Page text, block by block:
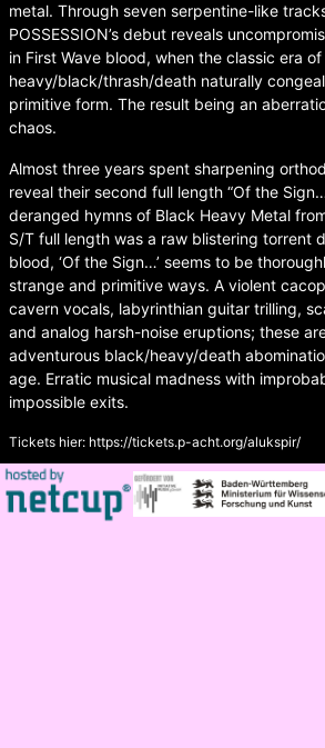
metal. Through seven serpentine-like
POSSESSION’s debut reveals
in First Wave blood, when the classic era of
heavy/black/thrash/death naturally
primitive form. The result being an
chaos.
Almost three years spent sharpening
reveal their second full length “Of the
deranged hymns of Black Heavy Metal
S/T full length was a raw blistering torrent
blood, ‘Of the Sign…’ seems to be
strange and primitive ways. A violent
cavern vocals, labyrinthian guitar trilling,
and analog harsh-noise eruptions; these
adventurous black/heavy/death
age. Erratic musical madness with
impossible exits.
Tickets hier: https://tickets.p-acht.org/alukspir/